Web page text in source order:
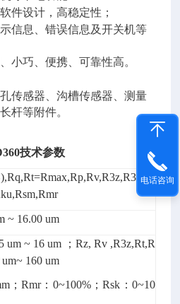
件设计，高稳定性；
信息、错误信息及开关机等
小巧、便携、可靠性高。
传感器、沟槽传感器、测量
杆等附件。
技术参数
~ 16.00 um
um ~ 16 um ；Rz, Rv ,R3z,Rt,R
160 um
；Rmr：0~100%；Rsk：0~10
电话咨询